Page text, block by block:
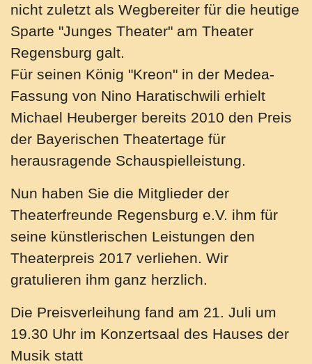
nicht zuletzt als Wegbereiter für die heutige
Sparte "Junges Theater" am Theater
Regensburg galt.
Für seinen König "Kreon" in der Medea-
Fassung von Nino Haratischwili erhielt
Michael Heuberger bereits 2010 den Preis
der Bayerischen Theatertage für
herausragende Schauspielleistung.
Nun haben Sie die Mitglieder der
Theaterfreunde Regensburg e.V. ihm für
seine künstlerischen Leistungen den
Theaterpreis 2017 verliehen. Wir
gratulieren ihm ganz herzlich.
Die Preisverleihung fand am 21. Juli um
19.30 Uhr im Konzertsaal des Hauses der
Musik statt